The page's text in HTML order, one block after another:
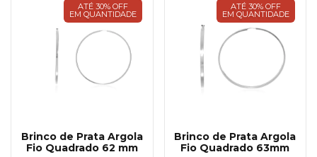
ATÉ 30% OFF
EM QUANTIDADE
Brinco de Prata Argola
Fio Quadrado 62 mm
ATÉ 30% OFF
EM QUANTIDADE
Brinco de Prata Argola
Fio Quadrado 63mm